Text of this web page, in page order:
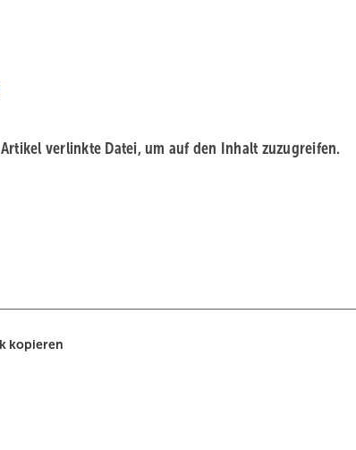
verlinkte Datei, um auf den Inhalt zuzugreifen.
kopieren